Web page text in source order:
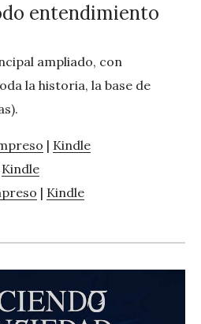
entendimiento
ampliado, con
la historia, la base de
| Kindle
Kindle
| Kindle